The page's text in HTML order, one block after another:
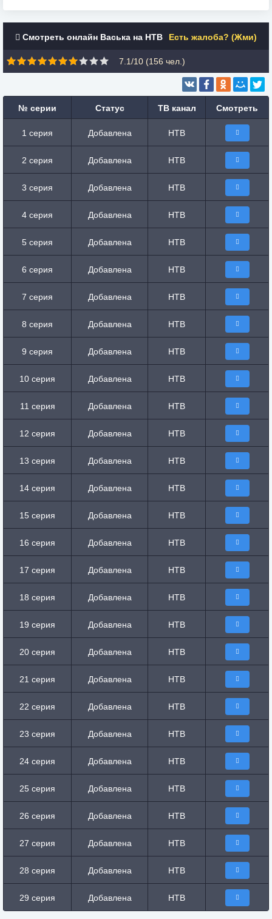
Смотреть онлайн Васька на НТВ Есть жалоба? (Жми)
7.1/10 (156 чел.)
№ серии Статус ТВ канал Смотреть
1 серия Добавлена НТВ
2 серия Добавлена НТВ
3 серия Добавлена НТВ
4 серия Добавлена НТВ
5 серия Добавлена НТВ
6 серия Добавлена НТВ
7 серия Добавлена НТВ
8 серия Добавлена НТВ
9 серия Добавлена НТВ
10 серия Добавлена НТВ
11 серия Добавлена НТВ
12 серия Добавлена НТВ
13 серия Добавлена НТВ
14 серия Добавлена НТВ
15 серия Добавлена НТВ
16 серия Добавлена НТВ
17 серия Добавлена НТВ
18 серия Добавлена НТВ
19 серия Добавлена НТВ
20 серия Добавлена НТВ
21 серия Добавлена НТВ
22 серия Добавлена НТВ
23 серия Добавлена НТВ
24 серия Добавлена НТВ
25 серия Добавлена НТВ
26 серия Добавлена НТВ
27 серия Добавлена НТВ
28 серия Добавлена НТВ
29 серия Добавлена НТВ